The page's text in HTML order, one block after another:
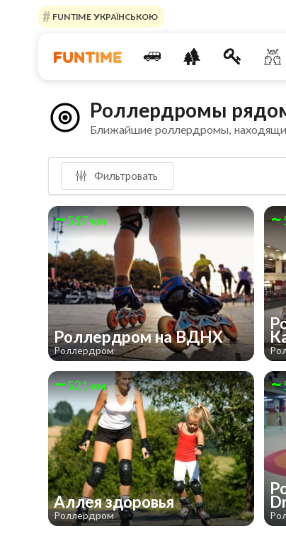
FUNTIME УКРАЇНСЬКОЮ
Роллердромы
Ближайшие роллердромы,
Фильтровать
517 км
Роллердром на ВДНХ
Роллердром
521 км
Аллея здоровья
Роллердром